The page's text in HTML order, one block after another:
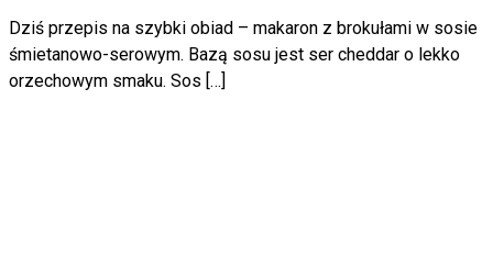
Dziś przepis na szybki obiad – makaron z brokułami w sosie
śmietanowo-serowym. Bazą sosu jest ser cheddar o lekko
orzechowym smaku. Sos […]